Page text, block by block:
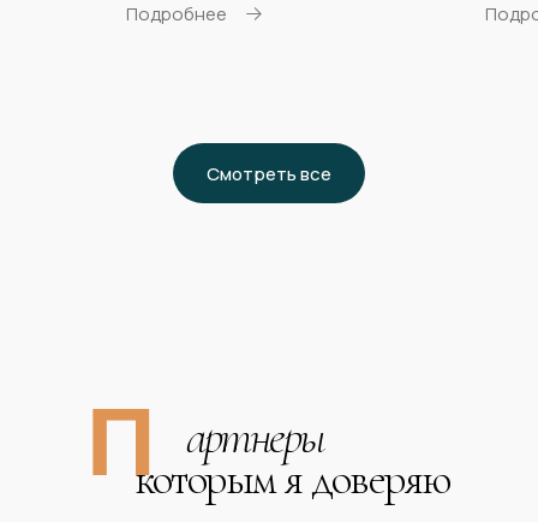
Подробнее
Смотреть все
П артнеры
которым я доверяю